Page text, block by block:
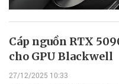
Cáp nguồn RTX
cho GPU Blackwell
27/12/2025 10:33